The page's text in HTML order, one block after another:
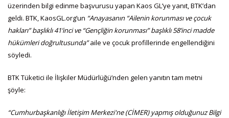
üzerinden bilgi edinme başvurusu yapan Kaos GL’ye yanıt, BTK’dan
geldi. BTK, KaosGL.org’un “Anayasanın “Ailenin korunması ve çocuk
hakları” başlıklı 41’inci ve “Gençliğin korunması” başlıklı 58’inci madde
hükümleri doğrultusunda”aile ve çocuk profillerinde engellendiğini
söyledi.
BTK Tüketici ile İlişkiler Müdürlüğü’nden gelen yanıtın tam metni
şöyle:
“Cumhurbaşkanlığı İletişim Merkezi'ne (CİMER) yapmış olduğunuz Bilgi